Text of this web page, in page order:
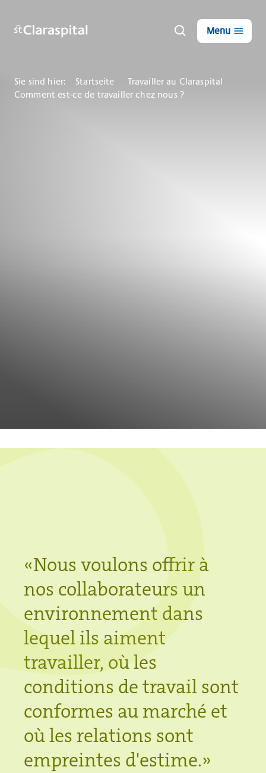
Menu
Sie sind hier: Startseite
Travailler au Claraspital
Comment est-ce de travailler chez nous ?
«Nous voulons offrir à
nos collaborateurs un
environnement dans
lequel ils aiment
travailler, où les
conditions de travail sont
conformes au marché et
où les relations sont
empreintes d'estime.»